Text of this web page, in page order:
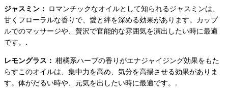
ジャスミン： ロマンチックなオイルとして知られるジャスミンは、
甘くフローラルな香りで、愛と絆を深める効果があります。カップ
ルでのマッサージや、贅沢で官能的な雰囲気を演出したい時に最適
です。.
レモングラス： 柑橘系ハーブの香りがエナジャイジング効果をもた
らすこのオイルは、集中力を高め、気分を高揚させる効果がありま
す。体がだるい時や、元気を出したい時に最適です。.